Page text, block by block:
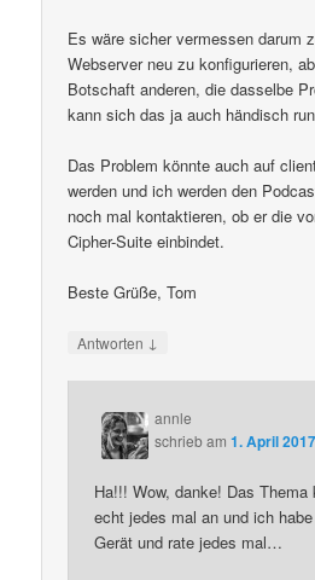
Es wäre sicher vermessen darum
Webserver neu zu konfigurieren,
Botschaft anderen, die dasselbe
kann sich das ja auch händisch
Das Problem könnte auch auf
werden und ich werden den
noch mal kontaktieren, ob er die
Cipher-Suite einbindet.
Beste Grüße, Tom
Antworten ↓
annle
schriebam1. April
Ha!!! Wow, danke! Das
echt jedes mal an und ich
Gerät und rate jedes mal…